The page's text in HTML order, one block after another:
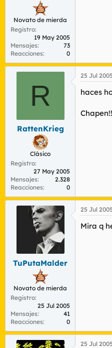
e
m
Novato de mierda
Registro
19 May 2005
Mensajes
73
Reacciones
0
R
RattenKrieg
Clásico
Registro
27 May 2005
Mensajes
2.328
Reacciones
0
25 Jul 2005
haces
TuPutaMalder
Novato de mierda
Registro
25 Jul 2005
Mensajes
41
Reacciones
0
25 Jul 2005
Mira q
25 Jul 2005